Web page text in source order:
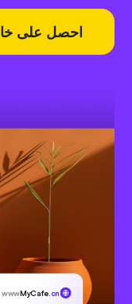
احصل على
wwwMyCafe.cn